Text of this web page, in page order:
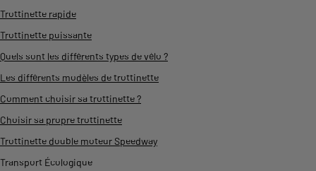
Trottinette rapide
Trottinette puissante
Quels sont les différents types de vélo ?
Les différents modèles de trottinette
Comment choisir sa trottinette ?
Choisir sa propre trottinette
Trottinette double moteur Speedway
Transport Écologique